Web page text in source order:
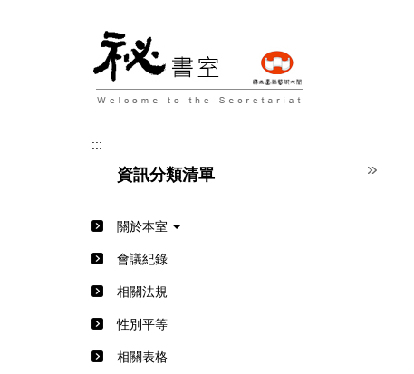
:::
資訊分類清單
關於本室
會議紀錄
相關法規
性別平等
相關表格